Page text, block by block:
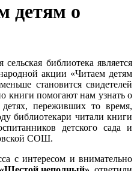
детям о
библиотека является
акции «Читаем детям
становится свидетелей
книги помогают нам узнать о
переживших то время,
библиотекари читали книги
детского сада и
СОШ.
с интересом и внимательно